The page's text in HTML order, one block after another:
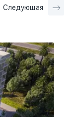
Следующая